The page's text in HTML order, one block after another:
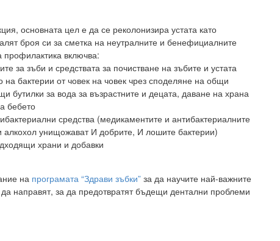
основната цел е да се реколонизира устата като
броя си за сметка на неутралните и бенефициалните
профилактика включва:
за зъби и средствата за почистване на зъбите и устата
на бактерии от човек на човек чрез споделяне на общи
бутилки за вода за възрастните и децата, даване на храна
бебето
средства (медикаментите и антибактериалните
алкохол унищожават И добрите, И лошите бактерии)
храни и добавки
на програмата “Здрави зъбки” за да научите най-важните
да направят, за да предотвратят бъдещи дентални проблеми